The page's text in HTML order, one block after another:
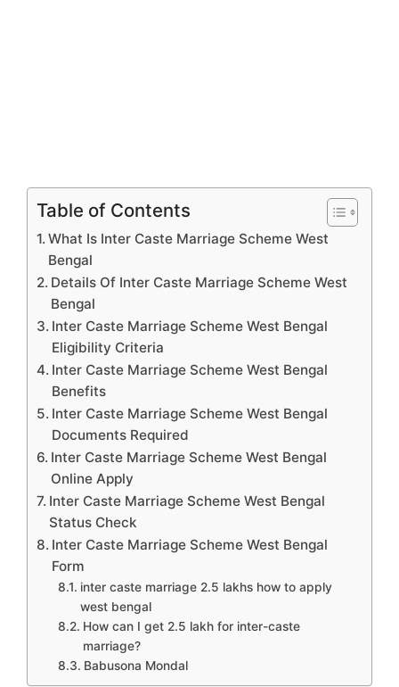
Table of Contents
What Is Inter Caste Marriage Scheme West
Bengal
Details Of Inter Caste Marriage Scheme West
Bengal
Inter Caste Marriage Scheme West Bengal
Eligibility Criteria
Inter Caste Marriage Scheme West Bengal
Benefits
Inter Caste Marriage Scheme West Bengal
Documents Required
Inter Caste Marriage Scheme West Bengal
Online Apply
Inter Caste Marriage Scheme West Bengal
Status Check
Inter Caste Marriage Scheme West Bengal
Form
inter caste marriage 2.5 lakhs how to apply
west bengal
How can I get 2.5 lakh for inter-caste
marriage?
Babusona Mondal